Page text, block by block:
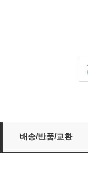
배송/반품/교환